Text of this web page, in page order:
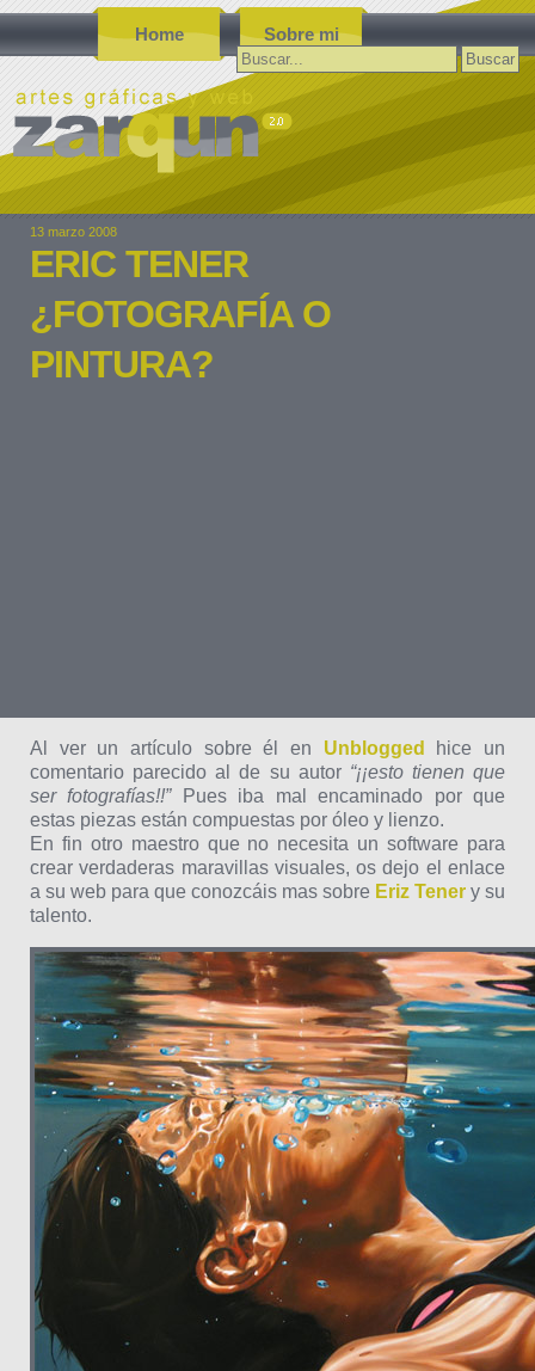
Home Sobre mi
Buscar:
13 marzo 2008
ERIC TENER
¿FOTOGRAFÍA O
PINTURA?
Al ver un artículo sobre él en Unblogged
hice un
comentario parecido al de su autor “¡¡esto tienen que
ser fotografías!!”Pues iba mal encaminado por que
estas piezas están compuestas por óleo y lienzo.
En fin otro maestro que no necesita un software para
crear verdaderas maravillas visuales, os dejo el enlace
a su web para que conozcáis mas sobre Eriz Tener y su
talento.